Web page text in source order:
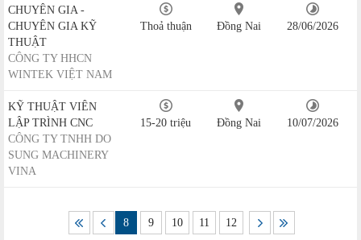
CHUYÊN GIA -
CHUYÊN GIA KỸ
THUẬT
CÔNG TY HHCN
WINTEK VIỆT NAM
Thoả thuận Đồng Nai 28/06/2026
KỸ THUẬT VIÊN
LẬP TRÌNH CNC
CÔNG TY TNHH DO
SUNG MACHINERY
VINA
15-20 triệu Đồng Nai 10/07/2026
8 9 10 11 12